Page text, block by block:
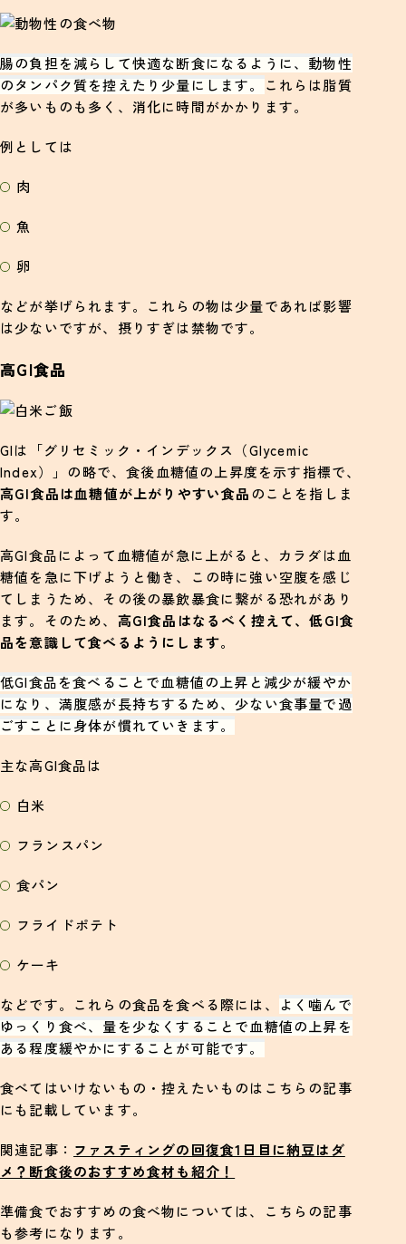
腸の負担を減らして快適な断食になるように、動物性
のタンパク質を控えたり少量にします。
これらは脂質
が多いものも多く、消化に時間がかかります。
例としては
肉
魚
卵
などが挙げられます。これらの物は少量であれば影響
は少ないですが、摂りすぎは禁物です。
高GI食品
GIは「グリセミック・インデックス（Glycemic
Index）」の略で、食後血糖値の上昇度を示す指標で、
高GI食品は血糖値が上がりやすい食品のことを指しま
す。
高GI食品によって血糖値が急に上がると、カラダは血
糖値を急に下げようと働き、この時に強い空腹を感じ
てしまうため、その後の暴飲暴食に繋がる恐れがあり
ます。そのため、 高GI食品はなるべく控えて、低GI食
品を意識して食べるようにします。
低GI食品を食べることで血糖値の上昇と減少が緩やか
になり、満腹感が長持ちするため、少ない食事量で過
ごすことに身体が慣れていきます。
主な高GI食品は
白米
フランスパン
食パン
フライドポテト
ケーキ
などです。これらの食品を食べる際には、
よく噛んで
ゆっくり食べ、量を少なくすることで血糖値の上昇を
ある程度緩やかにすることが可能です。
食べてはいけないもの・控えたいものはこちらの記事
にも記載しています。
関連記事： ファスティングの回復食1日目に納豆はダ
メ？断食後のおすすめ食材も紹介！
準備食でおすすめの食べ物については、こちらの記事
も参考になります。